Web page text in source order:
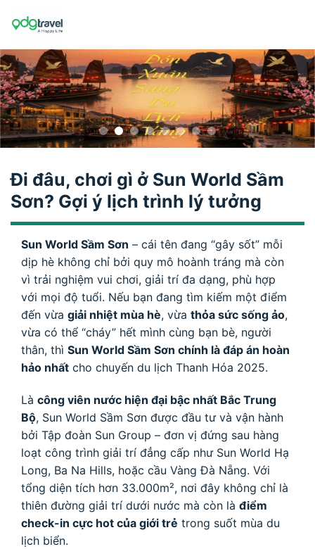
Đi đâu, chơi gì ở Sun World Sầm
Sơn? Gợi ý lịch trình lý tưởng
Sun World Sầm Sơn – cái tên đang “gây sốt” mỗi
dịp hè không chỉ bởi quy mô hoành tráng mà còn
vì trải nghiệm vui chơi, giải trí đa dạng, phù hợp
với mọi độ tuổi. Nếu bạn đang tìm kiếm một điểm
đến vừa giải nhiệt mùa hè, vừa thỏa sức sống ảo,
vừa có thể “cháy” hết mình cùng bạn bè, người
thân, thì Sun World Sầm Sơn chính là đáp án hoàn
hảo nhất cho chuyến du lịch Thanh Hóa 2025.
Là công viên nước hiện đại bậc nhất Bắc Trung
Bộ, Sun World Sầm Sơn được đầu tư và vận hành
bởi Tập đoàn Sun Group – đơn vị đứng sau hàng
loạt công trình giải trí đẳng cấp như Sun World Hạ
Long, Ba Na Hills, hoặc cầu Vàng Đà Nẵng. Với
tổng diện tích hơn 33.000m², nơi đây không chỉ là
thiên đường giải trí dưới nước mà còn là điểm
check-in cực hot của giới trẻ trong suốt mùa du
lịch biển.